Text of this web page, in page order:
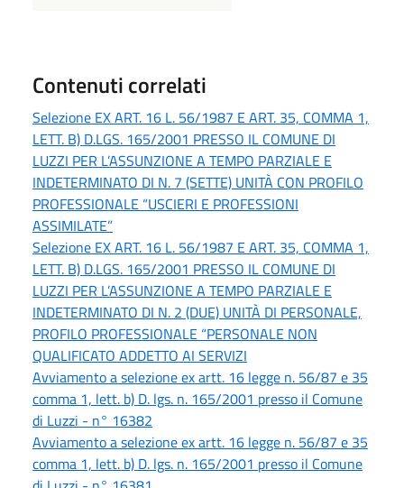
Contenuti correlati
Selezione EX ART. 16 L. 56/1987 E ART. 35, COMMA 1,
LETT. B) D.LGS. 165/2001 PRESSO IL COMUNE DI
LUZZI PER L’ASSUNZIONE A TEMPO PARZIALE E
INDETERMINATO DI N. 7 (SETTE) UNITÀ CON PROFILO
PROFESSIONALE “USCIERI E PROFESSIONI
ASSIMILATE”
Selezione EX ART. 16 L. 56/1987 E ART. 35, COMMA 1,
LETT. B) D.LGS. 165/2001 PRESSO IL COMUNE DI
LUZZI PER L’ASSUNZIONE A TEMPO PARZIALE E
INDETERMINATO DI N. 2 (DUE) UNITÀ DI PERSONALE,
PROFILO PROFESSIONALE “PERSONALE NON
QUALIFICATO ADDETTO AI SERVIZI
Avviamento a selezione ex artt. 16 legge n. 56/87 e 35
comma 1, lett. b) D. lgs. n. 165/2001 presso il Comune
di Luzzi - n° 16382
Avviamento a selezione ex artt. 16 legge n. 56/87 e 35
comma 1, lett. b) D. lgs. n. 165/2001 presso il Comune